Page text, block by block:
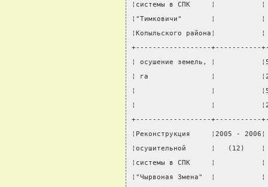
¦системы в СПК     ¦
¦"Тимковичи"       ¦
¦Копыльского
+------------------+-----------
¦ осушение земель, ¦
¦ га               ¦
¦                  ¦
¦                  ¦
+------------------+-----------
¦Реконструкция     ¦2005
¦осушительной      ¦
¦системы в СПК     ¦
¦"Чырвоная Змена"  ¦